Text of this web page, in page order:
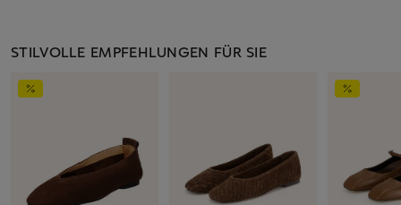
STILVOLLE EMPFEHLUNGEN FÜR SIE